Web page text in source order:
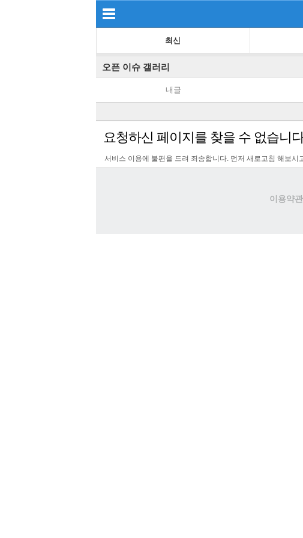
최신
오픈 이슈 갤러리
내글
요청하신 페이지를 찾을 수 없습니
서비스 이용에 불편을 드려 죄송합니다. 먼저 새로고침 해보
이용약관